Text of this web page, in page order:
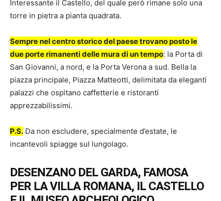
Interessante il Castello, del quale però rimane solo una
torre in pietra a pianta quadrata.
Sempre nel centro storico del paese trovano posto le
due porte rimanenti delle mura di un tempo: la Porta di
San Giovanni, a nord, e la Porta Verona a sud. Bella la
piazza principale, Piazza Matteotti, delimitata da eleganti
palazzi che ospitano caffetterie e ristoranti
apprezzabilissimi.
P.S. Da non escludere, specialmente d’estate, le
incantevoli spiagge sul lungolago.
DESENZANO DEL GARDA, FAMOSA
PER LA VILLA ROMANA, IL CASTELLO